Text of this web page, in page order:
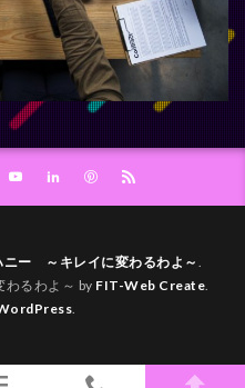
ニー ～キレイに変わるわよ～ .
るわよ～ by FIT-Web Create.
.